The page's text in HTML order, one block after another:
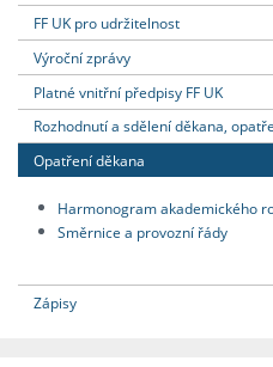
FF UK pro udržitelnost
Výroční zprávy
Platné vnitřní předpisy FF UK
Rozhodnutí a sdělení děkana,
Opatření děkana
Harmonogram akademického
Směrnice a provozní řády
Zápisy